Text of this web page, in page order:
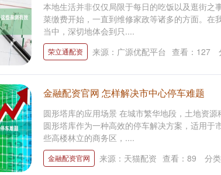
本地生活并非仅仅局限于每日的吃饭以及逛街之
菜缴费开始，一直到维修家政等诸多的方面。在
当中，深切地体会到只....
荣立通配资 来源：广源优配平台 查看： 127
金融配资官网 怎样解决市中心停车难题
圆形塔库的应用场景 在城市繁华地段，土地资源
圆形塔库作为一种高效的停车解决方案，适用于
些高楼林立的商务区，....
金融配资官网 来源：天猫配资 查看： 89 分类